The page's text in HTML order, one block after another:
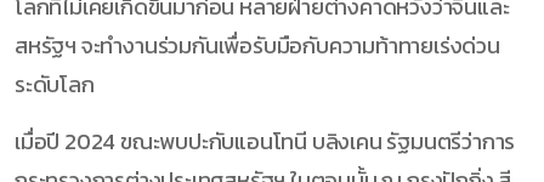
โลกที่ไม่เคยเกิดขึ้นมาก่อน หลายฝ่ายต่างคาดหวังว่าจีนและ
สหรัฐฯ จะทำงานร่วมกันเพื่อรับมือกับความท้าทายเร่งด่วน
ระดับโลก
เมื่อปี 2024 ขณะพบปะกับแอนโทนี บลิงเคน รัฐมนตรีว่าการ